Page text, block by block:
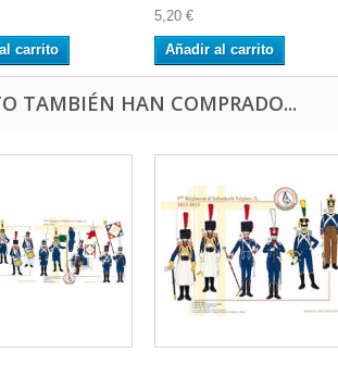
carrito
5,20 €
Añadir al carrito
TAMBIÉN HAN COMPRADO...